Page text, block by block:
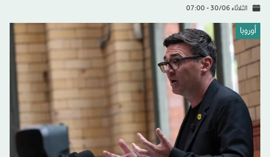
الثلاثاء 30/06 - 07:00
أوروبا